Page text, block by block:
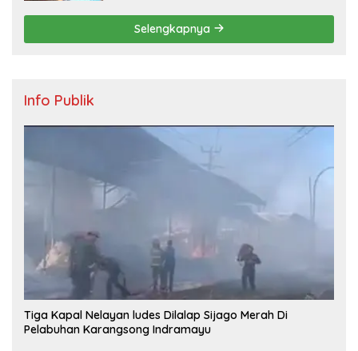
Selengkapnya
Info Publik
Tiga Kapal Nelayan ludes Dilalap Sijago Merah Di
Pelabuhan Karangsong Indramayu